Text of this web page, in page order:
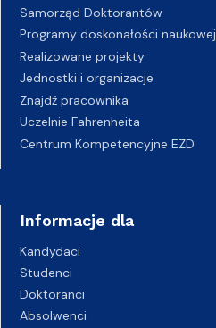
Samorząd Doktorantów
Programy doskonałości naukowej
Realizowane projekty
Jednostki i organizacje
Znajdź pracownika
Uczelnie Fahrenheita
Centrum Kompetencyjne EZD
Informacje dla
Kandydaci
Studenci
Doktoranci
Absolwenci